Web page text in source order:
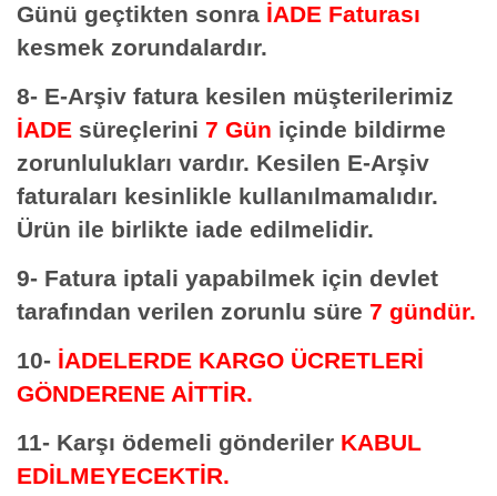
Günü geçtikten sonra İADE Faturası
kesmek zorundalardır.
8- E-Arşiv fatura kesilen müşterilerimiz
İADE süreçlerini 7 Gün içinde bildirme
zorunlulukları vardır. Kesilen E-Arşiv
faturaları kesinlikle kullanılmamalıdır.
Ürün ile birlikte iade edilmelidir.
9- Fatura iptali yapabilmek için devlet
tarafından verilen zorunlu süre 7 gündür.
10- İADELERDE KARGO ÜCRETLERİ
GÖNDERENE AİTTİR.
11- Karşı ödemeli gönderiler KABUL
EDİLMEYECEKTİR.